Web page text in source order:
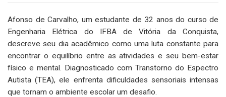
Afonso de Carvalho, um estudante de 32 anos do curso de
Engenharia Elétrica do IFBA de Vitória da Conquista,
descreve seu dia acadêmico como uma luta constante para
encontrar o equilíbrio entre as atividades e seu bem-estar
físico e mental. Diagnosticado com Transtorno do Espectro
Autista (TEA), ele enfrenta dificuldades sensoriais intensas
que tornam o ambiente escolar um desafio.